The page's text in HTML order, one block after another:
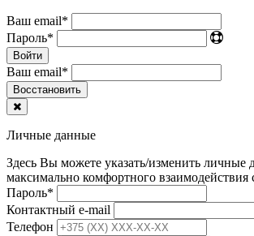
Ваш email*
Пароль*
Войти
Ваш email*
Воcстановить
Личные данные
Здесь Вы можете указать/изменить личные
максимально комфортного взаимодействия
Пароль*
Контактный e-mail
Телефон